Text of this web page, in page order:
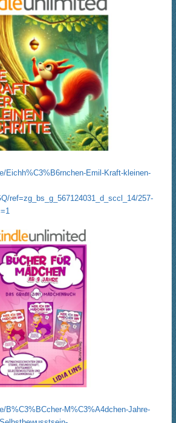
Eichh%C3%B6rnchen-Emil-Kraft-kleinen-
ref=zg_bs_g_567124031_d_sccl_14/257-
B%C3%BCcher-M%C3%A4dchen-Jahre-